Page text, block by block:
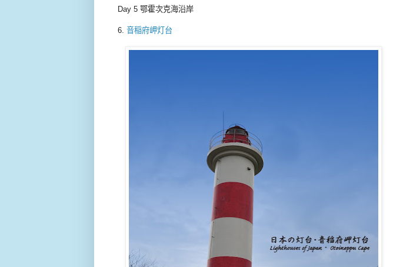
Day 5 鄂霍次克海沿岸
6. 音稲府岬灯台